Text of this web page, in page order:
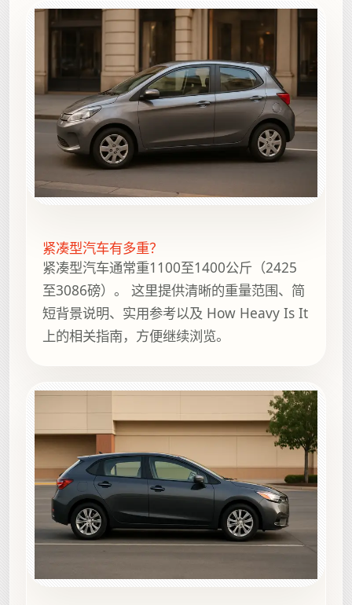
紧凑型汽车有多重？
紧凑型汽车通常重1100至1400公斤（2425
至3086磅）。 这里提供清晰的重量范围、简
短背景说明、实用参考以及 How Heavy Is It
上的相关指南，方便继续浏览。